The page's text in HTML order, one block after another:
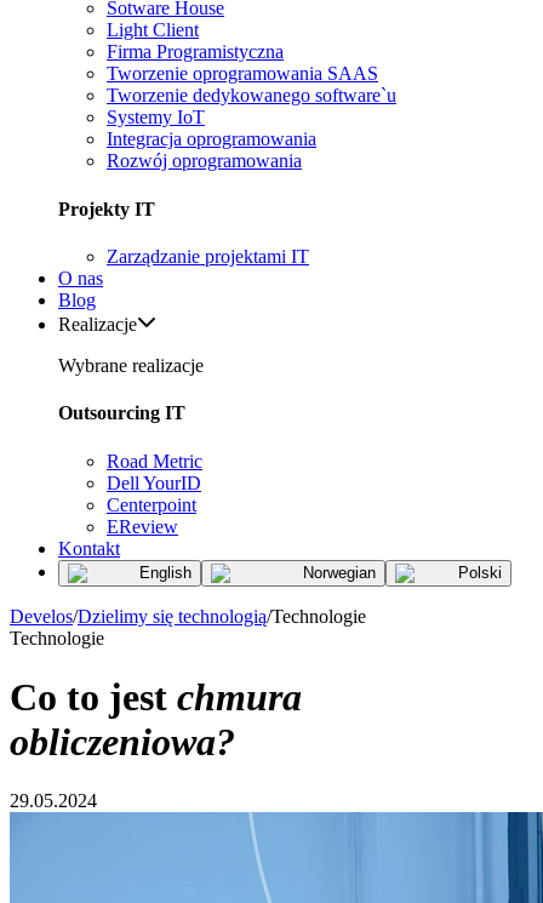
Sotware House
Light Client
Firma Programistyczna
Tworzenie oprogramowania SAAS
Tworzenie dedykowanego software`u
Systemy IoT
Integracja oprogramowania
Rozwój oprogramowania
Projekty IT
Zarządzanie projektami IT
O nas
Blog
Realizacje
Wybrane realizacje
Outsourcing IT
Road Metric
Dell YourID
Centerpoint
EReview
Kontakt
English Norwegian Polski
Develos/Dzielimy się technologią/Technologie
Technologie
Co to jest chmura
obliczeniowa?
29.05.2024